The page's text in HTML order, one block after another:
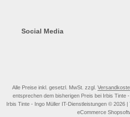
Social Media
Alle Preise inkl. gesetzl. MwSt. zzgl.
entsprechen dem bisherigen Preis bei Irbis Tinte
Irbis Tinte - Ingo Müller IT-Dienstleistungen © 2026
eCommerce